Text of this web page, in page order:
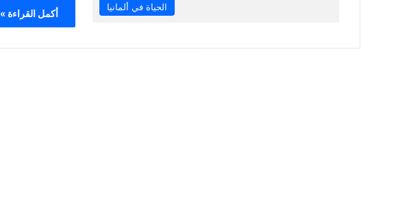
الحياة في ألمانيا
أكمل القراءة »